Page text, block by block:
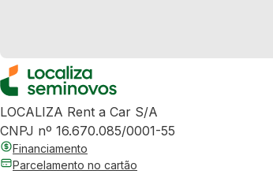
LOCALIZA Rent a Car S/A
CNPJ nº 16.670.085/0001-55
Financiamento
Parcelamento no cartão